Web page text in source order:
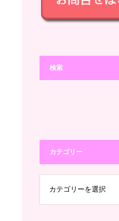
検索
カテゴリー